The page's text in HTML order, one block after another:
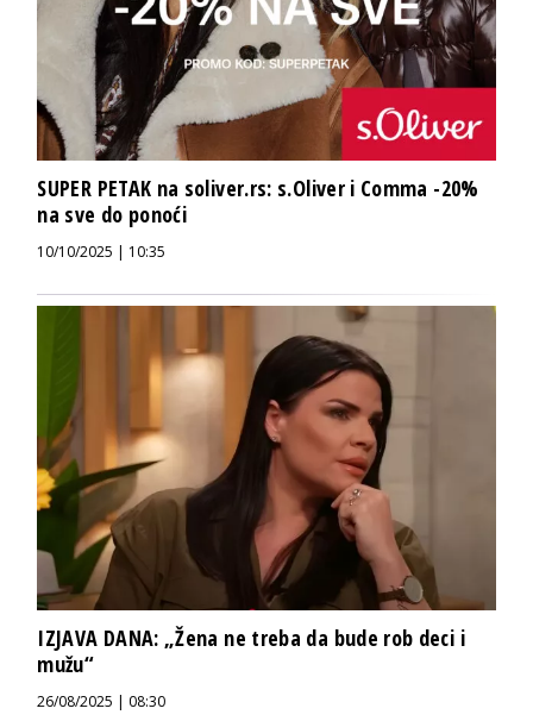
SUPER PETAK na soliver.rs: s.Oliver i Comma -20%
na sve do ponoći
10/10/2025 | 10:35
IZJAVA DANA: „Žena ne treba da bude rob deci i
mužu“
26/08/2025 | 08:30